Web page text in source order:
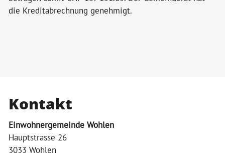
die Kreditabrechnung genehmigt.
Kontakt
Einwohnergemeinde Wohlen
Hauptstrasse 26
3033 Wohlen